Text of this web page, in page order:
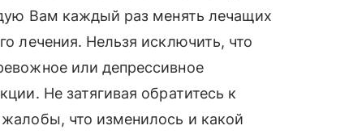
Вам каждый раз менять лечащих
лечения. Нельзя исключить, что
или депрессивное
Не затягивая обратитесь к
что изменилось и какой